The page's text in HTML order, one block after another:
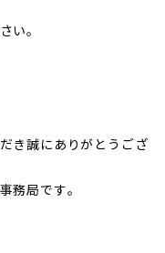
い。
き誠にありがとうござ
務局です。